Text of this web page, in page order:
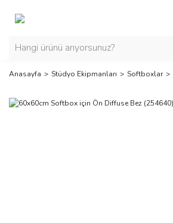
Anasayfa Stüdyo Ekipmanları Softboxlar